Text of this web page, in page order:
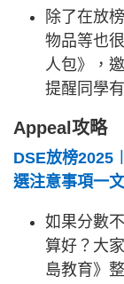
除了在放
物品等也
人包》，
提醒同學
Appeal攻略
DSE放榜
選注意事項一
如果分數
算好？大
島教育》